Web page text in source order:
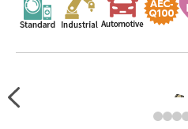
Previous